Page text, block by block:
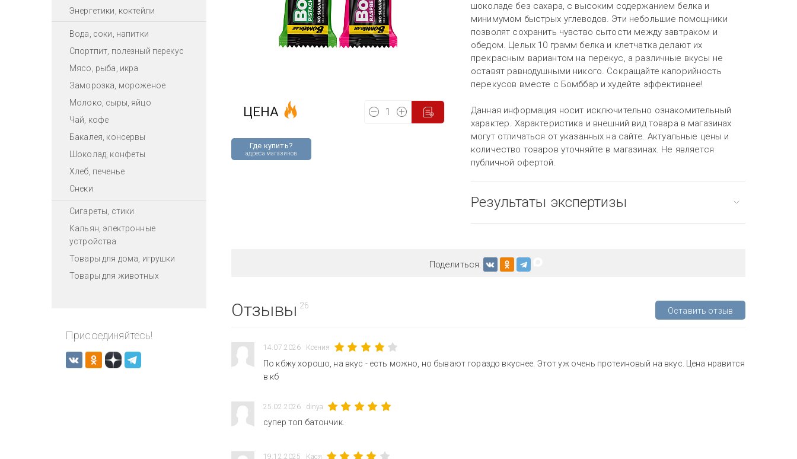
Энергетики, коктейли
Вода, соки, напитки
Спортпит, полезный перекус
Мясо, рыба, икра
Заморозка, мороженое
Молоко, сыры, яйцо
Чай, кофе
Бакалея, консервы
Шоколад, конфеты
Хлеб, печенье
Снеки
Сигареты, стики
Кальян, электронные
устройства
Товары для дома, игрушки
Товары для животных
Присоединяйтесь!
Где купить?
адреса магазинов
ЦЕНА
шоколаде без сахара, с высоким содержанием белка и
минимумом быстрых углеводов. Эти небольшие помощники
позволят сохранить чувство сытости между завтраком и
обедом. Целых 10 грамм белка и клетчатка делают их
прекрасным вариантом на перекус, а различные вкусы не
оставят равнодушными никого. Сокращайте калорийность
перекусов вместе с Бомббар и худейте эффективнее!
Данная информация носит исключительно ознакомительный
характер. Характеристика и внешний вид товара в магазинах
могут отличаться от указанных на сайте. Актуальные цены и
количество товаров уточняйте в магазинах. Не является
публичной офертой.
Результаты экспертизы
Поделиться:
Отзывы 26
Оставить отзыв
14.07.2026 Ксения
По кбжу хорошо, на вкус - есть можно, но бывают гораздо вкуснее. Этот уж очень протеиновый на вкус. Цена нравится
в кб
25.02.2026 dinya
супер топ батончик.
19.12.2025 Кася